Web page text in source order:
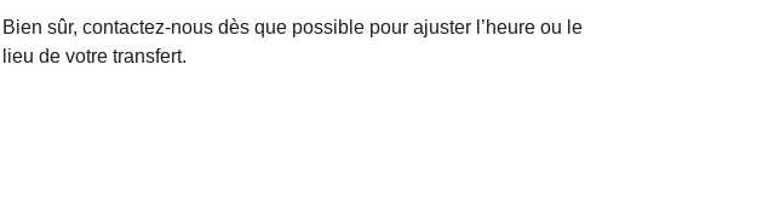
Bien sûr, contactez-nous dès que possible pour ajuster l’heure ou le
lieu de votre transfert.